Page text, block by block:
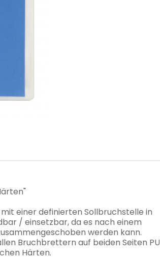
einer definierten Sollbruchstelle in
/ einsetzbar, da es nach einem
werden kann.
Bruchbrettern auf beiden Seiten PU
Härten.